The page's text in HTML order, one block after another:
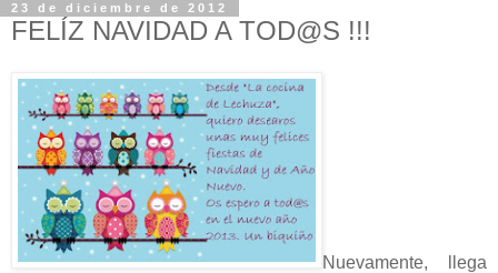
23 de diciembre de 2012
FELÍZ NAVIDAD A TOD@S !!!
Nuevamente, llega